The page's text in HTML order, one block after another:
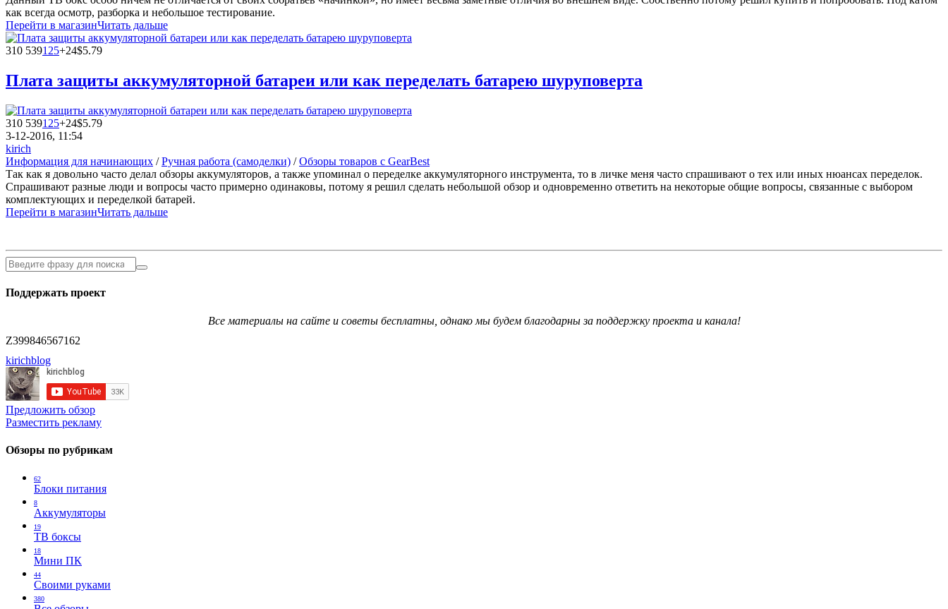
как всегда осмотр, разборка и небольшое тестирование.
Перейти в магазинЧитать дальше
310 539125+24$5.79
Плата защиты аккумуляторной батареи или как переделать батарею шуруповерта
310 539125+24$5.79
3-12-2016, 11:54
kirich
Информация для начинающих /Ручная работа (самоделки) /Обзоры товаров с GearBest
Так как я довольно часто делал обзоры аккумуляторов, а также упоминал о переделке аккумуляторного инструмента, то в личке меня часто спрашивают о тех или иных нюансах переделок.
Спрашивают разные люди и вопросы часто примерно одинаковы, потому я решил сделать небольшой обзор и одновременно ответить на некоторые общие вопросы, связанные с выбором
комплектующих и переделкой батарей.
Перейти в магазинЧитать дальше
Поддержать проект
Все материалы на сайте и советы бесплатны, однако мы будем благодарны за поддержку проекта и канала!
Z399846567162
kirichblog
Предложить обзор
Разместить рекламу
Обзоры по рубрикам
62
Блоки питания
8
Аккумуляторы
19
ТВ боксы
18
Мини ПК
44
Своими руками
380